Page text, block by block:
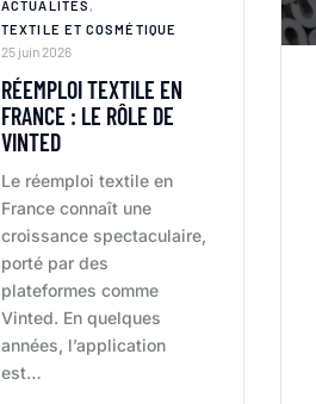
ACTUALITÉS ,
TEXTILE ET COSMÉTIQUE
25 juin 2026
RÉEMPLOI TEXTILE EN
FRANCE : LE RÔLE DE
VINTED
Le réemploi textile en
France connaît une
croissance spectaculaire,
porté par des
plateformes comme
Vinted. En quelques
années, l’application
est…